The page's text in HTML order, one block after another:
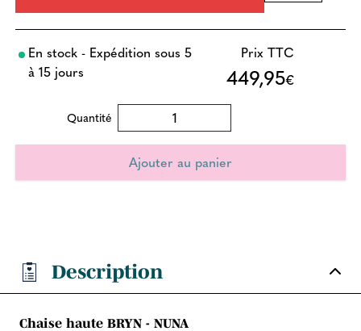
En stock - Expédition sous 5
à 15 jours
Prix TTC
449,95€
Quantité
Description
Chaise haute BRYN - NUNA